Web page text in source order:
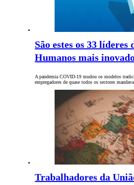
São estes os 33 líderes
Humanos mais
A pandemia COVID-19 mudou os modelos
empregadores de quase todos os sectores
Trabalhadores da